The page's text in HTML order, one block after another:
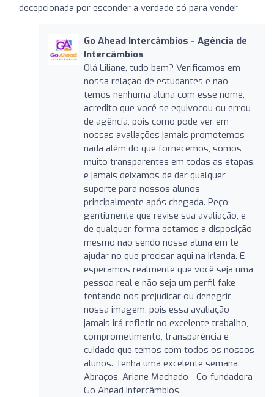
decepcionada por esconder a verdade só para vender
Go Ahead Intercâmbios - Agência de
Intercâmbios
Olá Liliane, tudo bem? Verificamos em
nossa relação de estudantes e não
temos nenhuma aluna com esse nome,
acredito que você se equivocou ou errou
de agência, pois como pode ver em
nossas avaliações jamais prometemos
nada além do que fornecemos, somos
muito transparentes em todas as etapas,
e jamais deixamos de dar qualquer
suporte para nossos alunos
principalmente após chegada. Peço
gentilmente que revise sua avaliação, e
de qualquer forma estamos a disposição
mesmo não sendo nossa aluna em te
ajudar no que precisar aqui na Irlanda. E
esperamos realmente que você seja uma
pessoa real e não seja um perfil fake
tentando nos prejudicar ou denegrir
nossa imagem, pois essa avaliação
jamais irá refletir no excelente trabalho,
comprometimento, transparência e
cuidado que temos com todos os nossos
alunos. Tenha uma excelente semana.
Abraços. Ariane Machado - Co-fundadora
Go Ahead Intercâmbios.